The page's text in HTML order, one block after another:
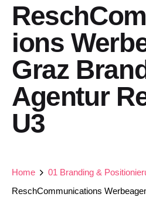
ions
Graz
Agentur
U3
Home
01 Branding &
ReschCommunications